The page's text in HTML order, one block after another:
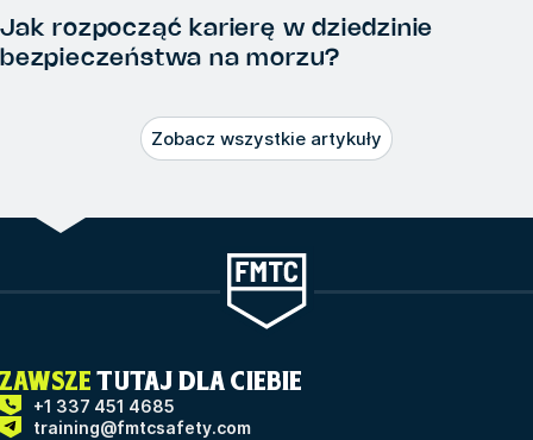
Jak rozpocząć karierę w dziedzinie
bezpieczeństwa na morzu?
Zobacz wszystkie artykuły
ZAWSZE TUTAJ DLA CIEBIE
+1 337 451 4685
training@fmtcsafety.com